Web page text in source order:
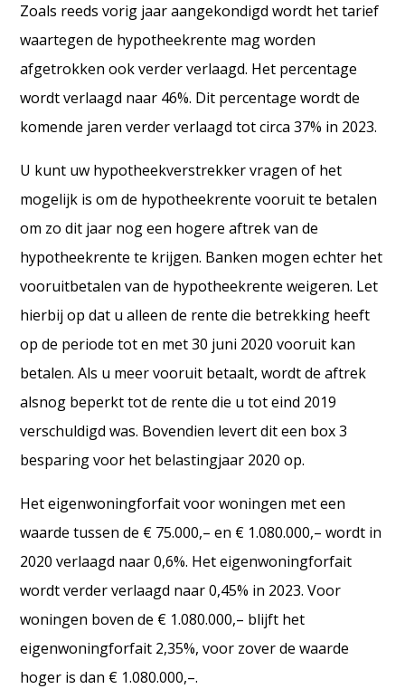
Zoals reeds vorig jaar aangekondigd wordt het tarief
waartegen de hypotheekrente mag worden
afgetrokken ook verder verlaagd. Het percentage
wordt verlaagd naar 46%. Dit percentage wordt de
komende jaren verder verlaagd tot circa 37% in 2023.
U kunt uw hypotheekverstrekker vragen of het
mogelijk is om de hypotheekrente vooruit te betalen
om zo dit jaar nog een hogere aftrek van de
hypotheekrente te krijgen. Banken mogen echter het
vooruitbetalen van de hypotheekrente weigeren. Let
hierbij op dat u alleen de rente die betrekking heeft
op de periode tot en met 30 juni 2020 vooruit kan
betalen. Als u meer vooruit betaalt, wordt de aftrek
alsnog beperkt tot de rente die u tot eind 2019
verschuldigd was. Bovendien levert dit een box 3
besparing voor het belastingjaar 2020 op.
Het eigenwoningforfait voor woningen met een
waarde tussen de € 75.000,– en € 1.080.000,– wordt in
2020 verlaagd naar 0,6%. Het eigenwoningforfait
wordt verder verlaagd naar 0,45% in 2023.Voor
woningen boven de € 1.080.000,– blijft het
eigenwoningforfait 2,35%, voor zover de waarde
hoger is dan € 1.080.000,–.